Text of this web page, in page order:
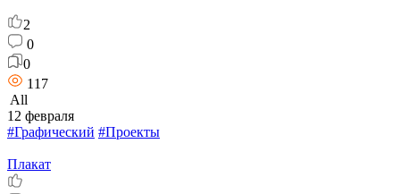
2
0
0
117
All
12 февраля
#Графический #Проекты
Плакат